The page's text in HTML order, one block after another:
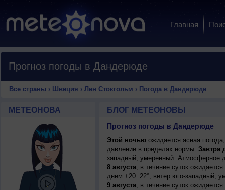
Главная
Прогноз погоды в Дандерюде
Все страны › Швеция › Лен Стокгольм › Погода в Дандерюде
МЕТЕОНОВА БЛОГ МЕТЕОНОВЫ
Прогноз погоды в Дандерюде
Этой ночьюожидается ясная
давление в пределах нормы. Завтра
западный, умеренный. Атмосферное
8 августа, в течение суток
днем +20..22°, ветер юго-западный,
9 августа, в течение суток